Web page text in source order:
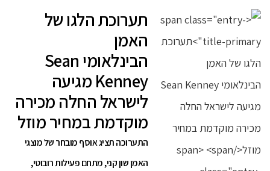
תערוכת הלגו של
האמן
הבינלאומי Sean
Kenney מגיעה
לישראל החלה מכירה
מוקדמת במחיר מוזל
התערוכה תציג אוסף מובחר של מוצגי
האמן שון קני, מתחם פעילות רובוטי,